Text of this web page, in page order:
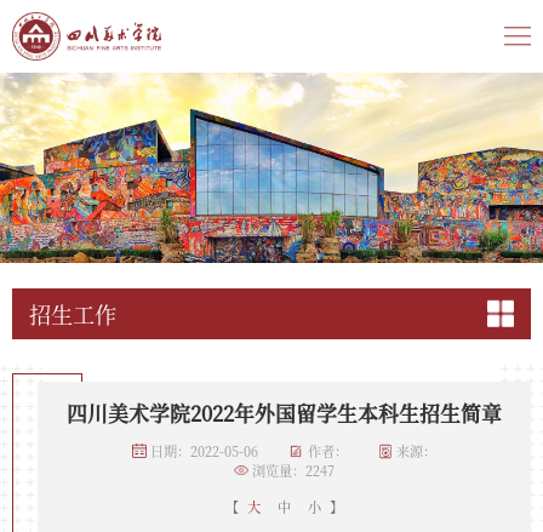
招生工作
四川美术学院2022年外国留学生本科生招生简章
日期：2022-05-06 作者：
来源：
浏览量：2247
【 大 中 小 】